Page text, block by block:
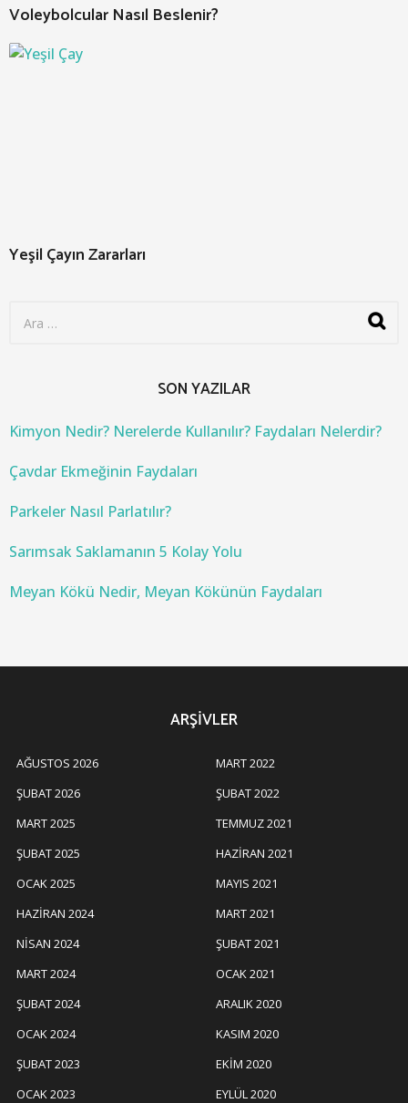
Voleybolcular Nasıl Beslenir?
Yeşil Çayın Zararları
o
:
SON YAZILAR
Kimyon Nedir? Nerelerde Kullanılır? Faydaları Nelerdir?
Çavdar Ekmeğinin Faydaları
Parkeler Nasıl Parlatılır?
Sarımsak Saklamanın 5 Kolay Yolu
Meyan Kökü Nedir, Meyan Kökünün Faydaları
ARŞIVLER
AĞUSTOS 2026
ŞUBAT 2026
MART 2025
ŞUBAT 2025
OCAK 2025
HAZIRAN 2024
NISAN 2024
MART 2024
ŞUBAT 2024
OCAK 2024
ŞUBAT 2023
OCAK 2023
MART 2022
ŞUBAT 2022
TEMMUZ 2021
HAZIRAN 2021
MAYIS 2021
MART 2021
ŞUBAT 2021
OCAK 2021
ARALIK 2020
KASIM 2020
EKIM 2020
EYLÜL 2020